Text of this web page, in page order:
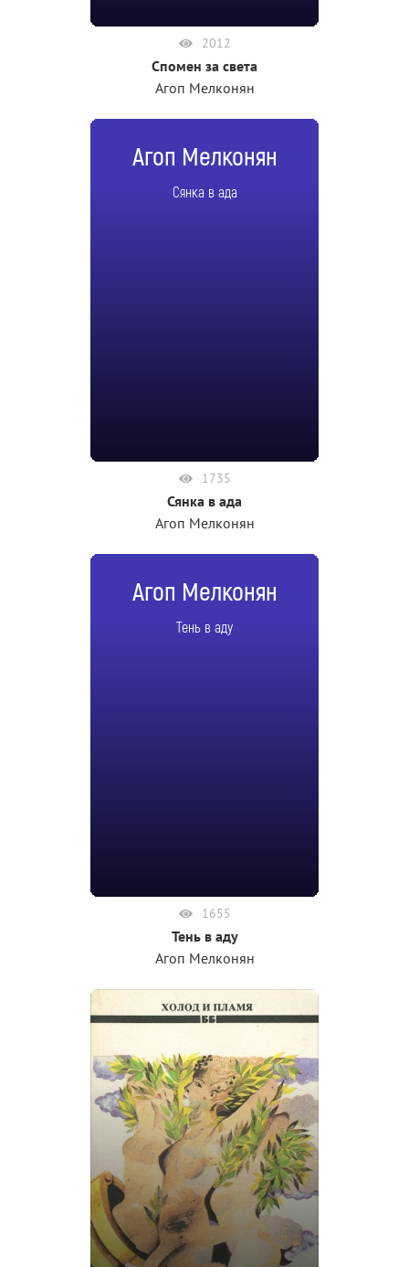
2012
Спомен за света
Агоп Мелконян
Агоп Мелконян
Сянка в ада
1735
Сянка в ада
Агоп Мелконян
Агоп Мелконян
Тень в аду
1655
Тень в аду
Агоп Мелконян